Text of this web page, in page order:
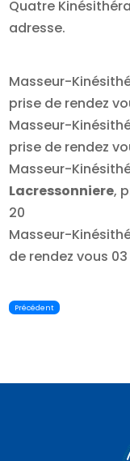
Quatre
adresse.
Masseur-
prise de rendez
Masseur-
prise de rendez
Masseur-
Lacressonniere,
20
Masseur-
de rendez vous 03
Précédent